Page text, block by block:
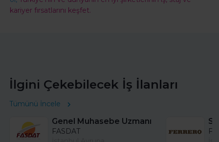
kariyer fırsatlarını keşfet.
İlgini Çekebilecek İş İlanları
Tümünü İncele
Genel Muhasebe Uzmanı
FASDAT